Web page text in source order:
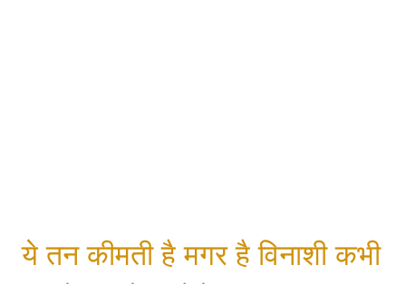
ये तन कीमती है मगर है विनाशी कभी